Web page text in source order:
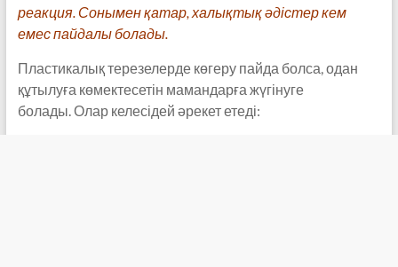
реакция. Сонымен қатар, халықтық әдістер кем
емес пайдалы болады.
Пластикалық терезелерде көгеру пайда болса, одан
құтылуға көмектесетін мамандарға жүгінуге
болады. Олар келесідей әрекет етеді: